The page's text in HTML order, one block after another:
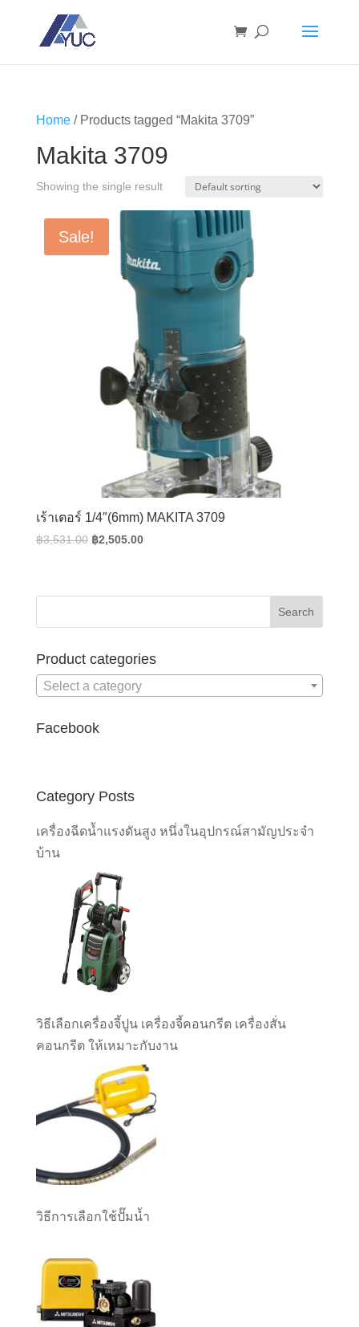
Home/ Products tagged “Makita 3709”
Makita 3709
Showing the single result
Sale!
เร้าเตอร์ 1/4″(6mm) MAKITA 3709
฿3,531.00 Original
฿3,531.00.
฿2,505.00Current
฿2,505.00.
Product categories
Select a category
Facebook
Category Posts
เครื่องฉีดน้ำแรงดันสูง หนึ่งในอุปกรณ์สามัญประจำ
บ้าน
วิธีเลือกเครื่องจี้ปูน เครื่องจี้คอนกรีต เครื่องสั่น
คอนกรีต ให้เหมาะกับงาน
วิธีการเลือกใช้ปั๊มน้ำ